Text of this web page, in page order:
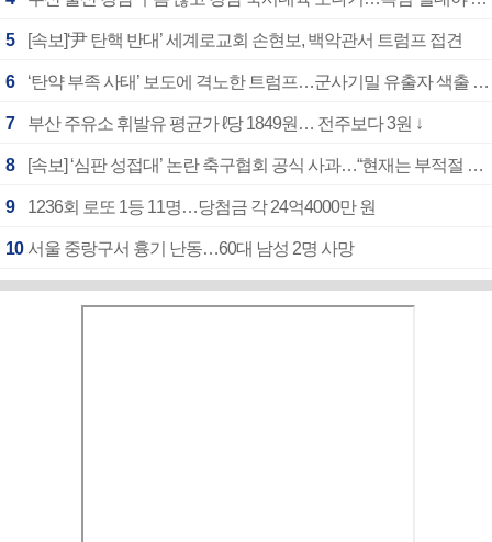
5 [속보]‘尹 탄핵 반대’ 세계로교회 손현보, 백악관서 트럼프 접견
6 ‘탄약 부족 사태’ 보도에 격노한 트럼프…군사기밀 유출자 색출 지시
7 부산 주유소 휘발유 평균가 ℓ당 1849원… 전주보다 3원 ↓
8 [속보] ‘심판 성접대’ 논란 축구협회 공식 사과…“현재는 부적절 행위 없어”
9 1236회 로또 1등 11명…당첨금 각 24억4000만 원
10 서울 중랑구서 흉기 난동…60대 남성 2명 사망